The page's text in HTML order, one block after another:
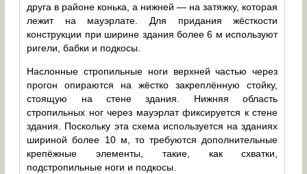
друга в районе конька, а нижней — на затяжку, которая
лежит на мауэрлате. Для придания жёсткости
конструкции при ширине здания более 6 м используют
ригели, бабки и подкосы.
Наслонные стропильные ноги верхней частью через
прогон опираются на жёстко закреплённую стойку,
стоящую на стене здания. Нижняя область
стропильных ног через мауэрлат фиксируется к стене
здания. Поскольку эта схема используется на зданиях
шириной более 10 м, то требуются дополнительные
крепёжные элементы, такие, как схватки,
подстропильные ноги и подкосы.